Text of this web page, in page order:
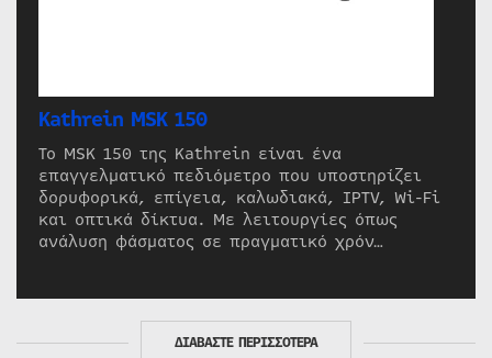
Kathrein MSK 150
Το MSK 150 της Kathrein είναι ένα
επαγγελματικό πεδιόμετρο που υποστηρίζει
δορυφορικά, επίγεια, καλωδιακά, IPTV, Wi-Fi
και οπτικά δίκτυα. Με λειτουργίες όπως
ανάλυση φάσματος σε πραγματικό χρόν…
ΔΙΑΒΑΣΤΕ ΠΕΡΙΣΣΟΤΕΡΑ